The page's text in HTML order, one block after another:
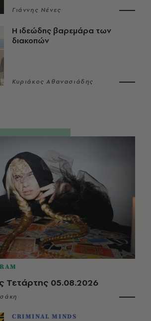
Γιάννης Νένες
Η ιδεώδης βαρεμάρα των
διακοπών
Κυριάκος Αθανασιάδης
Τετάρτης 05.08.2026
CRIMINAL MINDS